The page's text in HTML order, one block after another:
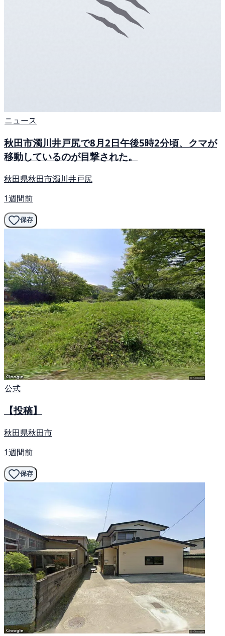
ニュース
秋田市濁川井戸尻で8月2日午後5時2分頃、クマが
移動しているのが目撃された。
秋田県秋田市濁川井戸尻
1週間前
保存
公式
【投稿】
秋田県秋田市
1週間前
保存